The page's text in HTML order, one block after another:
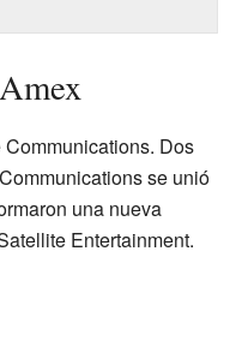
Dos
se unió
una nueva
Entertainment.